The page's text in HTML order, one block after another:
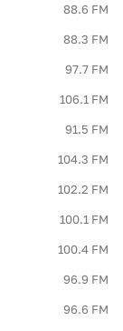
88.6 FM
88.3 FM
97.7 FM
106.1 FM
91.5 FM
104.3 FM
102.2 FM
100.1 FM
100.4 FM
96.9 FM
96.6 FM